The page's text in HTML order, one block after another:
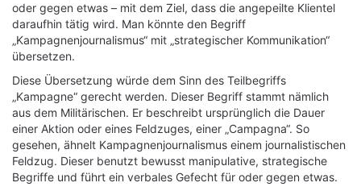
oder gegen etwas – mit dem Ziel, dass die angepeilte Klientel
daraufhin tätig wird. Man könnte den Begriff
„Kampagnenjournalismus“ mit „strategischer Kommunikation“
übersetzen.
Diese Übersetzung würde dem Sinn des Teilbegriffs
„Kampagne“ gerecht werden. Dieser Begriff stammt nämlich
aus dem Militärischen. Er beschreibt ursprünglich die Dauer
einer Aktion oder eines Feldzuges, einer „Campagna“. So
gesehen, ähnelt Kampagnenjournalismus einem journalistischen
Feldzug. Dieser benutzt bewusst manipulative, strategische
Begriffe und führt ein verbales Gefecht für oder gegen etwas.